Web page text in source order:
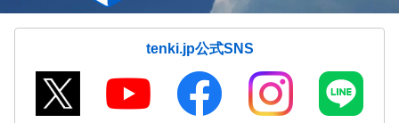
tenki.jp公式SNS